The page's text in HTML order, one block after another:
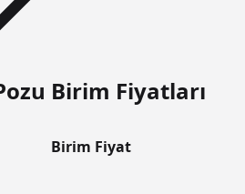
Birim Fiyatları
Birim Fiyat